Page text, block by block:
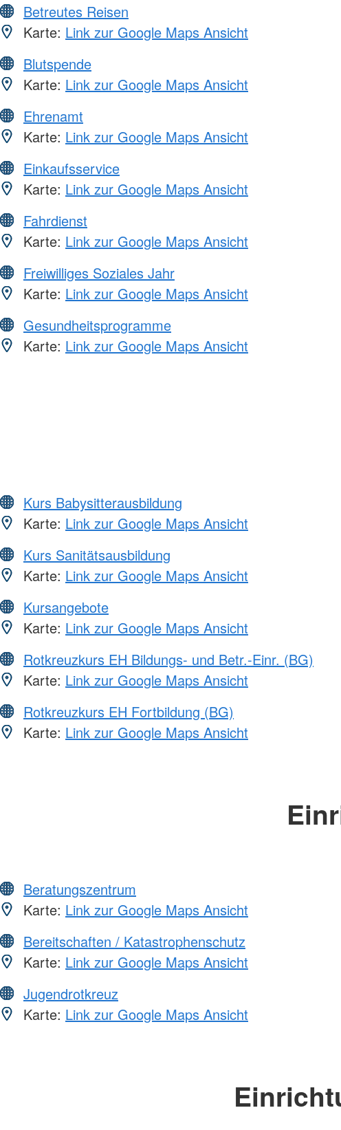
Betreutes Reisen
Karte: Link zur Google Maps Ansicht
Blutspende
Karte: Link zur Google Maps Ansicht
Ehrenamt
Karte: Link zur Google Maps Ansicht
Einkaufsservice
Karte: Link zur Google Maps Ansicht
Fahrdienst
Karte: Link zur Google Maps Ansicht
Freiwilliges Soziales Jahr
Karte: Link zur Google Maps Ansicht
Gesundheitsprogramme
Karte: Link zur Google Maps Ansicht
Kurs Babysitterausbildung
Karte: Link zur Google Maps Ansicht
Kurs Sanitätsausbildung
Karte: Link zur Google Maps Ansicht
Kursangebote
Karte: Link zur Google Maps Ansicht
Rotkreuzkurs EH Bildungs- und Betr.-Einr. (BG)
Karte: Link zur Google Maps Ansicht
Rotkreuzkurs EH Fortbildung (BG)
Karte: Link zur Google Maps Ansicht
Beratungszentrum
Karte: Link zur Google Maps Ansicht
Bereitschaften / Katastrophenschutz
Karte: Link zur Google Maps Ansicht
Jugendrotkreuz
Karte: Link zur Google Maps Ansicht